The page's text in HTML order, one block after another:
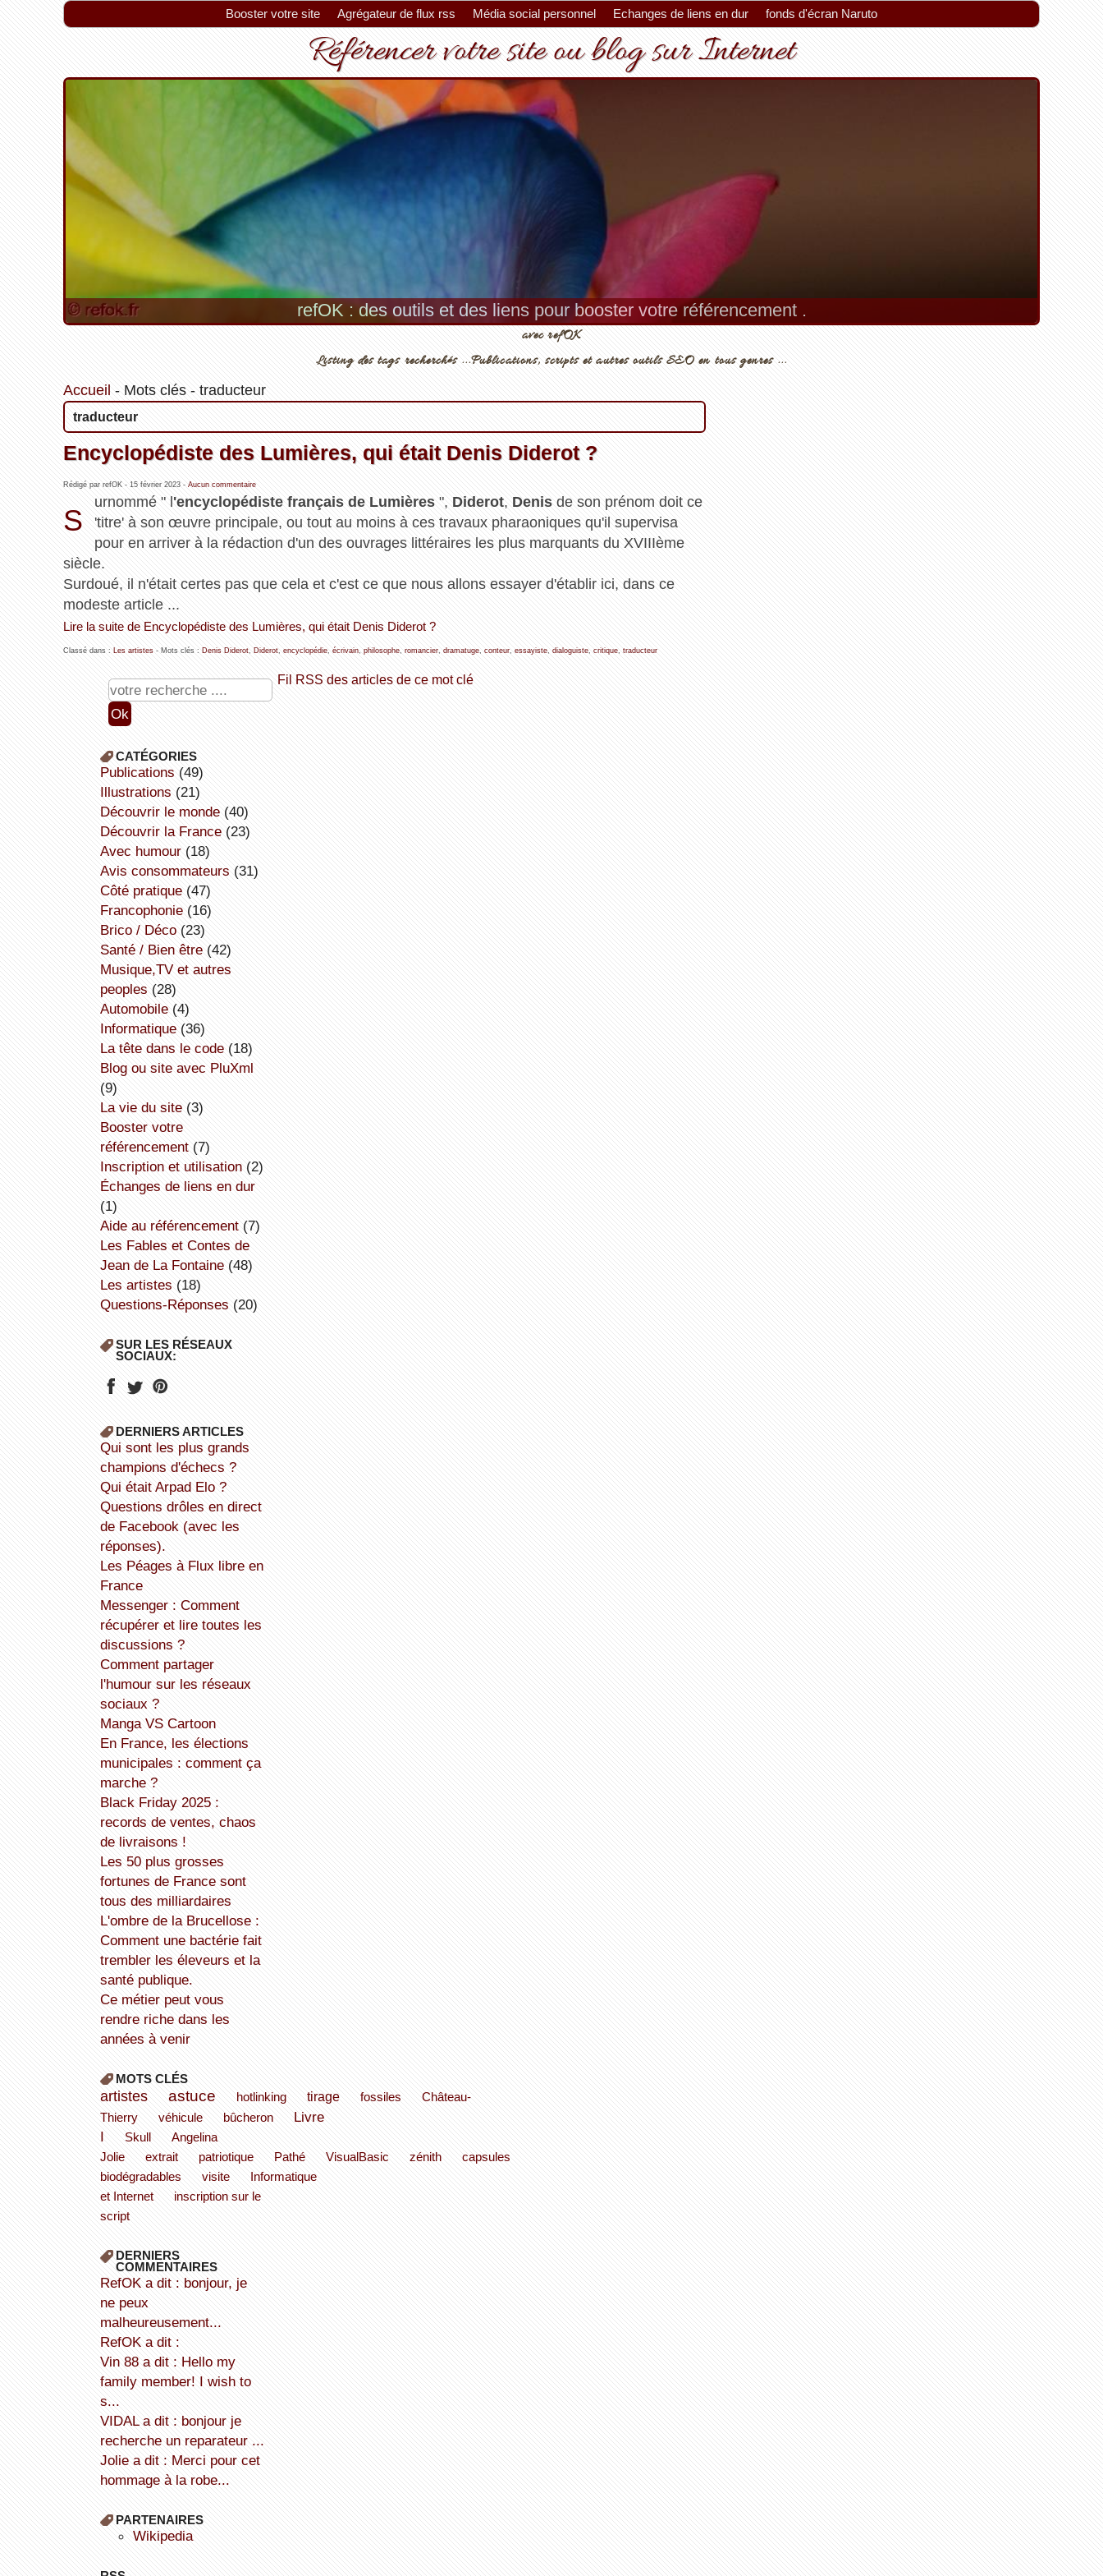
Booster votre site Agrégateur de flux rss Média social personnel Echanges de liens en dur fonds d'écran Naruto
Référencer votre site ou blog sur Internet
refOK : des outils et des liens pour booster votre référencement .
avec refOK
Listing des tags recherchés ...Publications, scripts et autres outils SEO en tous genres ...
Accueil - Mots clés- traducteur
traducteur
Encyclopédiste des Lumières, qui était Denis Diderot ?
Rédigé par refOK - 15 février 2023- Aucun commentaire
S
urnommé " l 'encyclopédiste français de Lumières ", Diderot, Denis de son prénom doit ce
'titre' à son œuvre principale, ou tout au moins à ces travaux pharaoniques qu'il supervisa
pour en arriver à la rédaction d'un des ouvrages littéraires les plus marquants du XVIIIème
siècle.
Surdoué, il n'était certes pas que cela et c'est ce que nous allons essayer d'établir ici, dans ce
modeste article ...
Lire la suite de Encyclopédiste des Lumières, qui était Denis Diderot ?
Classé dans : Les artistes- Mots clés : Denis Diderot, Diderot, encyclopédie, écrivain, philosophe, romancier, dramatuge, conteur, essayiste, dialoguiste, critique, traducteur
Fil RSS des articles de ce mot clé
CATÉGORIES
publications (49)
illustrations (21)
découvrir le monde(40)
découvrir la France(23)
avec humour(18)
avis consommateurs (31)
côté pratique(47)
Francophonie(16)
Brico / Déco(23)
Santé / Bien être(42)
Musique,TV et autres
peoples (28)
Automobile(4)
informatique(36)
la tête dans le code(18)
Blog ou site avec PluXml
(9)
la vie du site(3)
booster votre
référencement(7)
inscription et utilisation(2)
échanges de liens en dur
(1)
aide au référencement(7)
Les Fables et Contes de
Jean de La Fontaine(48)
Les artistes (18)
Questions-Réponses (20)
SUR LES RÉSEAUX
SOCIAUX:
DERNIERS ARTICLES
Qui sont les plus grands
champions d'échecs ?
Qui était Arpad Elo ?
Questions drôles en direct
de Facebook (avec les
réponses).
Les Péages à Flux libre en
France
Messenger : Comment
récupérer et lire toutes les
discussions ?
Comment partager
l'humour sur les réseaux
sociaux ?
Manga VS Cartoon
En France, les élections
municipales : comment ça
marche ?
Black Friday 2025 :
records de ventes, chaos
de livraisons !
Les 50 plus grosses
fortunes de France sont
tous des milliardaires
L'ombre de la Brucellose :
Comment une bactérie fait
trembler les éleveurs et la
santé publique.
Ce métier peut vous
rendre riche dans les
années à venir
MOTS CLÉS
artistes astuce hotlinking tirage fossiles
Château-
Thierry
véhicule bûcheron
Livre
I
Skull
Angelina
Jolie
extrait patriotique Pathé VisualBasic zénith
capsules
biodégradables
visite
Informatique
et Internet
inscription sur le
script
DERNIERS
COMMENTAIRES
refOK a dit : bonjour, je
ne peux
malheureusement...
refOK a dit :
Vin 88 a dit : Hello my
family member! I wish to
s...
VIDAL a dit : bonjour je
recherche un reparateur ...
Jolie a dit : Merci pour cet
hommage à la robe...
PARTENAIRES
wikipedia